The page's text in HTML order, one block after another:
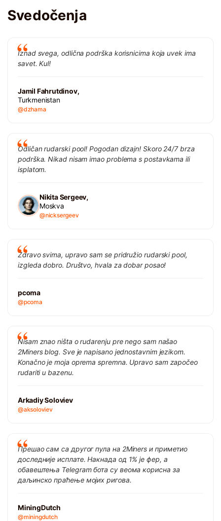
Svedočenja
Iznad svega, odlična podrška korisnicima koja uvek ima
savet. Kul!
Jamil Fahrutdinov,
Turkmenistan
@dzhama
Odličan rudarski pool! Pogodan dizajn! Skoro 24/7 brza
podrška. Nikad nisam imao problema s postavkama ili
isplatom.
Nikita Sergeev,
Moskva
@nicksergeev
Zdravo svima, upravo sam se pridružio rudarski pool,
izgleda dobro. Društvo, hvala za dobar posao!
pcoma
@pcoma
Nisam znao ništa o rudarenju pre nego sam našao
2Miners blog. Sve je napisano jednostavnim jezikom.
Konačno je moja oprema spremna. Upravo sam započeo
rudariti u bazenu.
Arkadiy Soloviev
@aksoloviev
Прешао сам са другог пула на 2Miners и приметио
доследније исплате. Накнада од 1% је фер, а
обавештења Telegram бота су веома корисна за
даљинско праћење мојих ригова.
MiningDutch
@miningdutch